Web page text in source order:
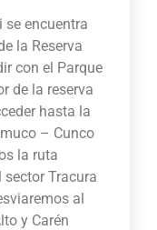
se encuentra
la Reserva
con el Parque
de la reserva
hasta la
– Cunco
la ruta
Tracura
al
y Carén